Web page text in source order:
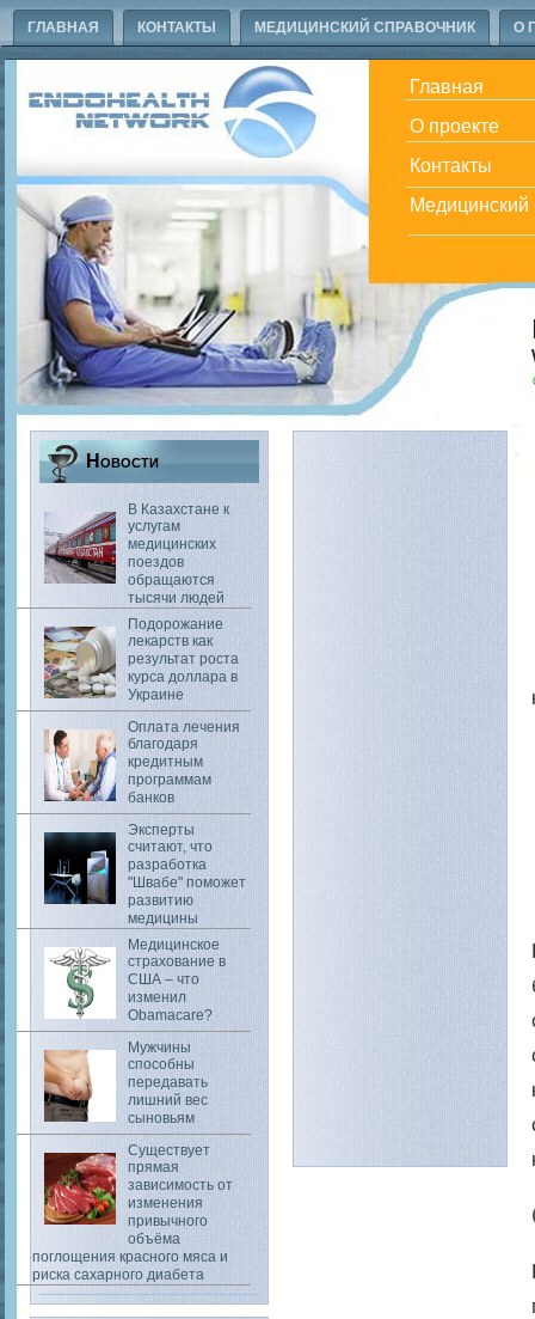
ГЛАВНАЯ КОНТАКТЫ МЕДИЦИНСКИЙ СПРАВОЧНИК О
Главная
О проекте
Контакты
Медицинский
Новости
В Казахстане к
услугам
медицинских
поездов
обращаются
тысячи людей
Подорожание
лекарств как
результат роста
курса доллара в
Украине
Оплата лечения
благодаря
кредитным
программам
банков
Эксперты
считают, что
разработка
"Швабе" поможет
развитию
медицины
Медицинское
страхование в
США – что
изменил
Obamacare?
Мужчины
способны
передавать
лишний вес
сыновьям
Существует
прямая
зависимость от
изменения
привычного
объёма
поглощения красного мяса и
риска сахарного диабета